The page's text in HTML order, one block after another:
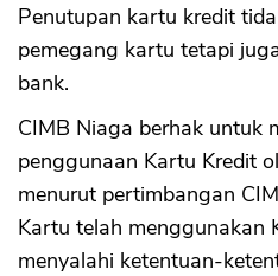
Penutupan kartu kredit
pemegang kartu tetapi
bank.
CIMB Niaga berhak untuk
penggunaan Kartu Kredit
menurut pertimbangan
Kartu telah menggunakan
menyalahi ketentuan-